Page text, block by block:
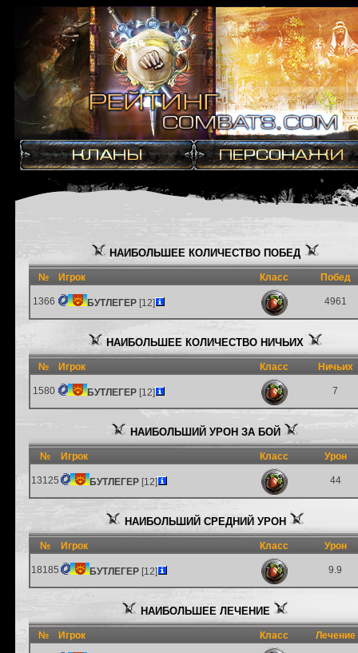
НАИБОЛЬШЕЕ КОЛИЧЕСТВО ПОБЕД
№ Игрок Класс Побед
1366 БУТЛЕГЕР [12] 4961
НАИБОЛЬШЕЕ КОЛИЧЕСТВО НИЧЬИХ
№ Игрок Класс Ничьих
1580 БУТЛЕГЕР [12] 7
НАИБОЛЬШИЙ УРОН ЗА БОЙ
№ Игрок Класс Урон
13125 БУТЛЕГЕР [12] 44
НАИБОЛЬШИЙ СРЕДНИЙ УРОН
№ Игрок Класс Урон
18185 БУТЛЕГЕР [12] 9.9
НАИБОЛЬШЕЕ ЛЕЧЕНИЕ
№ Игрок Класс Лечение